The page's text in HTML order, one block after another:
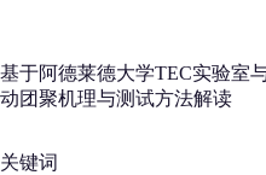
基于阿德莱德大学TEC实验室
动团聚机理与测试方法解读
关键词